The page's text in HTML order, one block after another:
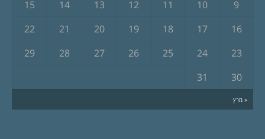
« מרץ
9
10
11
12
13
14
15
16
17
18
19
20
21
22
23
24
25
26
27
28
29
30
31